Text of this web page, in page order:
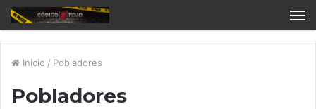
Inicio / Pobladores
Pobladores